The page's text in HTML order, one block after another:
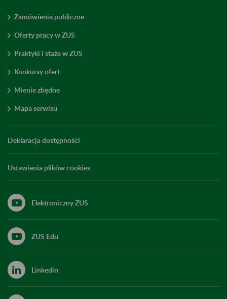
Zamówienia publiczne
Oferty pracy w ZUS
Praktyki i staże w ZUS
Konkursy ofert
Mienie zbędne
Mapa serwisu
Deklaracja dostępności
Ustawienia plików cookies
Elektroniczny ZUS
ZUS Edu
Linkedin